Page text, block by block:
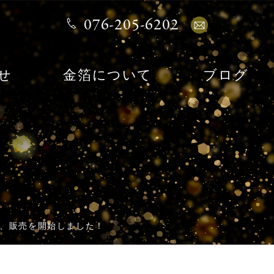
金箔について ブログ
076-205-6202
販売を開始しました！